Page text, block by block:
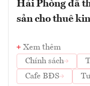
Hải Phòng đã
sản cho thuê
Xem thêm
Chính sách
Cafe BĐS